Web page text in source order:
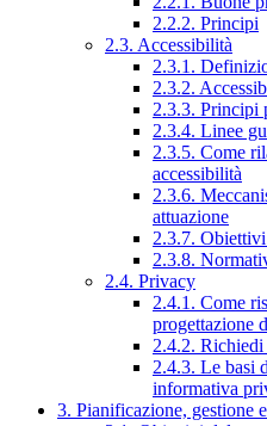
2.2.2. Principi
2.3. Accessibilità
2.3.1.
2.3.2.
2.3.3. Principi
2.3.4. Linee
2.3.5. Come
accessibilità
2.3.6.
attuazione
2.3.7.
2.3.8.
2.4. Privacy
2.4.1. Come
progettazione
2.4.2. Richiedi
2.4.3. Le basi
informativa
3. Pianificazione, gestione